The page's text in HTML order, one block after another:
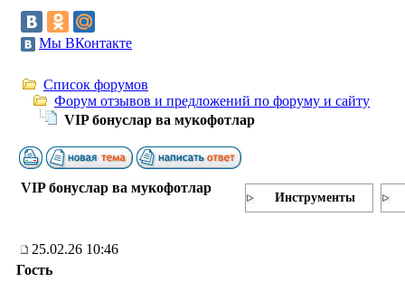
Мы ВКонтакте
Список форумов
Форум отзывов и предложений по форуму и сайту
VIP бонуслар ва мукофотлар
VIP бонуслар ва мукофотлар
Инструменты
25.02.26 10:46
Гость